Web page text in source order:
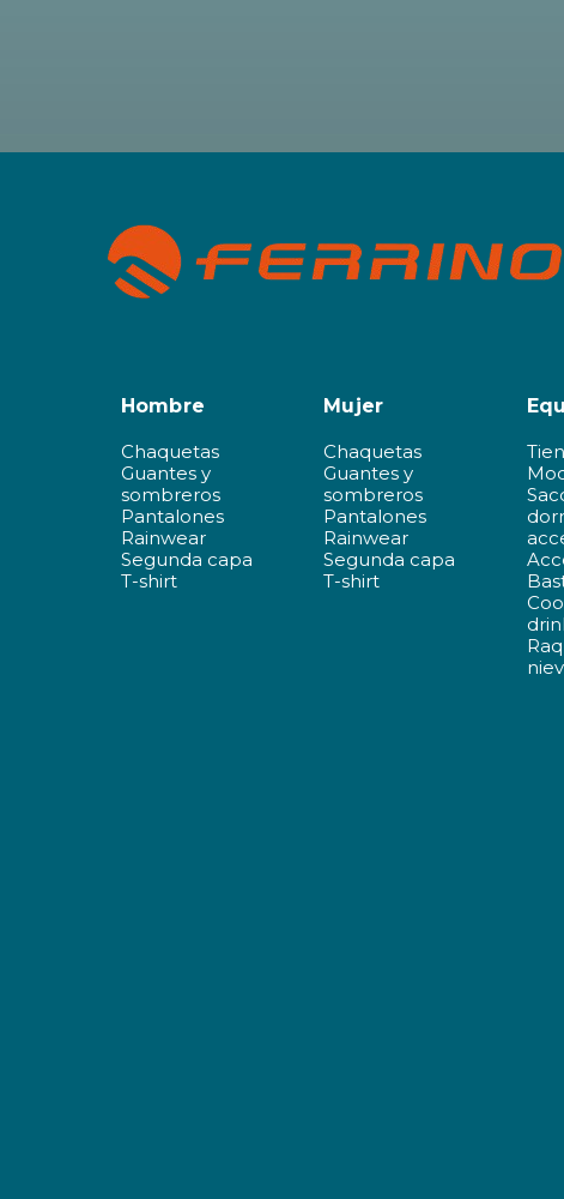
Hombre
Chaquetas
Guantes y
sombreros
Pantalones
Rainwear
Segunda capa
T-shirt
Mujer
Chaquetas
Guantes y
sombreros
Pantalones
Rainwear
Segunda capa
T-shirt